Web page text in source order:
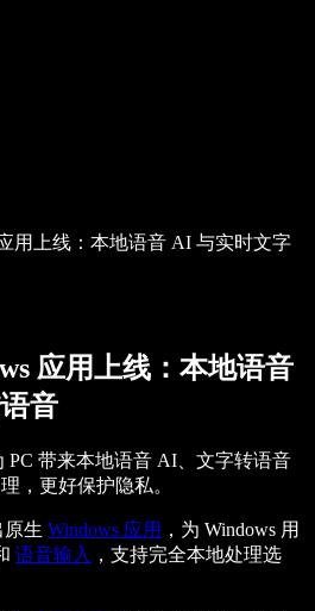
用上线：本地语音 AI 与实时文字
应用上线：本地语音
音
PC 带来本地语音 AI、文字转语音
，更好保护隐私。
原生 Windows 应用 ，为 Windows 用
语音输入 ，支持完全本地处理选